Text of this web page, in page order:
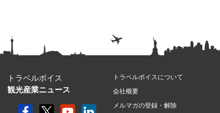
トラベルボイス
観光産業ニュース
トラベルボイスについて
会社概要
メルマガの登録・解除